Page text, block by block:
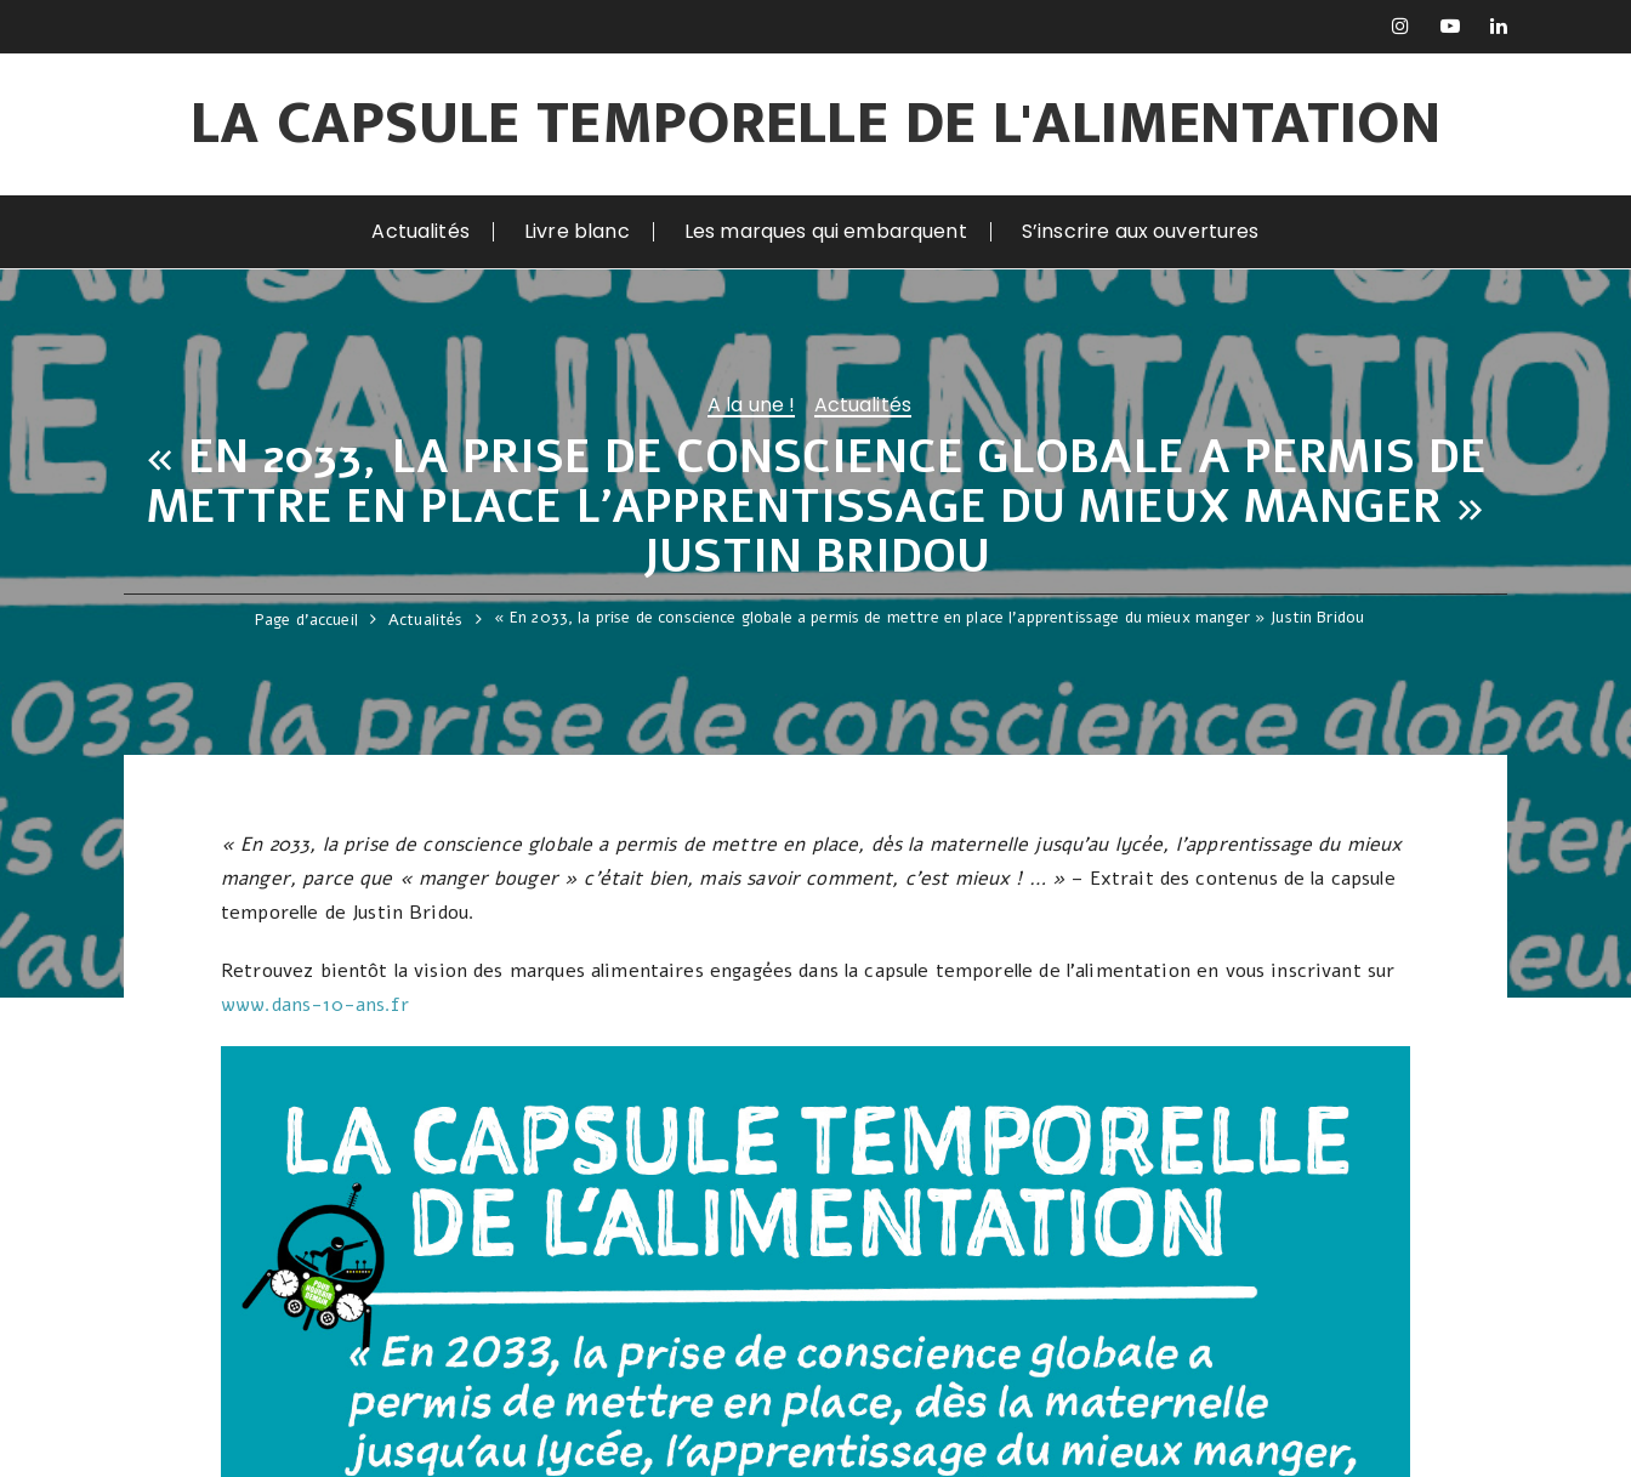
LA CAPSULE TEMPORELLE DE L'ALIMENTATION
Actualités Livre blanc Les marques qui embarquent S’inscrire aux ouvertures
A la une ! Actualités
« EN 2033, LA PRISE DE CONSCIENCE GLOBALE A PERMIS DE
METTRE EN PLACE L’APPRENTISSAGE DU MIEUX MANGER »
JUSTIN BRIDOU
Page d'accueil Actualités « En 2033, la prise de conscience globale a permis de mettre en place l’apprentissage du mieux manger » Justin Bridou
« En 2033, la prise de conscience globale a permis de mettre en place, dès la maternelle jusqu’au lycée, l’apprentissage du mieux
manger, parce que « manger bouger » c’était bien, mais savoir comment, c’est mieux ! … » – Extrait des contenus de la capsule
temporelle de Justin Bridou.
Retrouvez bientôt la vision des marques alimentaires engagées dans la capsule temporelle de l’alimentation en vous inscrivant sur
www.dans-10-ans.fr